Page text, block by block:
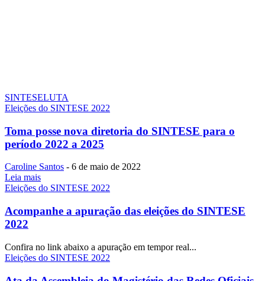
SINTESELUTA
Eleições do SINTESE 2022
Toma posse nova diretoria do SINTESE para o
período 2022 a 2025
Caroline Santos - 6 de maio de 2022
Leia mais
Eleições do SINTESE 2022
Acompanhe a apuração das eleições do SINTESE
2022
Confira no link abaixo a apuração em tempor real...
Eleições do SINTESE 2022